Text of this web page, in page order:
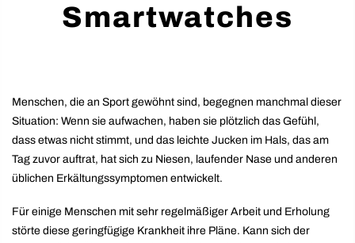
Smartwatches
Menschen, die an Sport gewöhnt sind, begegnen manchmal dieser
Situation: Wenn sie aufwachen, haben sie plötzlich das Gefühl,
dass etwas nicht stimmt, und das leichte Jucken im Hals, das am
Tag zuvor auftrat, hat sich zu Niesen, laufender Nase und anderen
üblichen Erkältungssymptomen entwickelt.
Für einige Menschen mit sehr regelmäßiger Arbeit und Erholung
störte diese geringfügige Krankheit ihre Pläne. Kann sich der